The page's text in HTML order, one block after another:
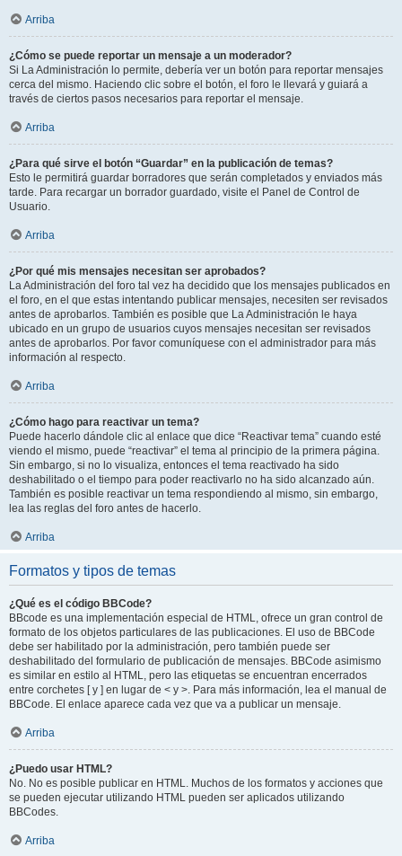
Arriba
¿Cómo se puede reportar un mensaje a un moderador?
Si La Administración lo permite, debería ver un botón para reportar mensajes
cerca del mismo. Haciendo clic sobre el botón, el foro le llevará y guiará a
través de ciertos pasos necesarios para reportar el mensaje.
Arriba
¿Para qué sirve el botón “Guardar” en la publicación de temas?
Esto le permitirá guardar borradores que serán completados y enviados más
tarde. Para recargar un borrador guardado, visite el Panel de Control de
Usuario.
Arriba
¿Por qué mis mensajes necesitan ser aprobados?
La Administración del foro tal vez ha decidido que los mensajes publicados en
el foro, en el que estas intentando publicar mensajes, necesiten ser revisados
antes de aprobarlos. También es posible que La Administración le haya
ubicado en un grupo de usuarios cuyos mensajes necesitan ser revisados
antes de aprobarlos. Por favor comuníquese con el administrador para más
información al respecto.
Arriba
¿Cómo hago para reactivar un tema?
Puede hacerlo dándole clic al enlace que dice “Reactivar tema” cuando esté
viendo el mismo, puede “reactivar” el tema al principio de la primera página.
Sin embargo, si no lo visualiza, entonces el tema reactivado ha sido
deshabilitado o el tiempo para poder reactivarlo no ha sido alcanzado aún.
También es posible reactivar un tema respondiendo al mismo, sin embargo,
lea las reglas del foro antes de hacerlo.
Arriba
Formatos y tipos de temas
¿Qué es el código BBCode?
BBcode es una implementación especial de HTML, ofrece un gran control de
formato de los objetos particulares de las publicaciones. El uso de BBCode
debe ser habilitado por la administración, pero también puede ser
deshabilitado del formulario de publicación de mensajes. BBCode asimismo
es similar en estilo al HTML, pero las etiquetas se encuentran encerrados
entre corchetes [ y ] en lugar de < y >. Para más información, lea el manual de
BBCode. El enlace aparece cada vez que va a publicar un mensaje.
Arriba
¿Puedo usar HTML?
No. No es posible publicar en HTML. Muchos de los formatos y acciones que
se pueden ejecutar utilizando HTML pueden ser aplicados utilizando
BBCodes.
Arriba